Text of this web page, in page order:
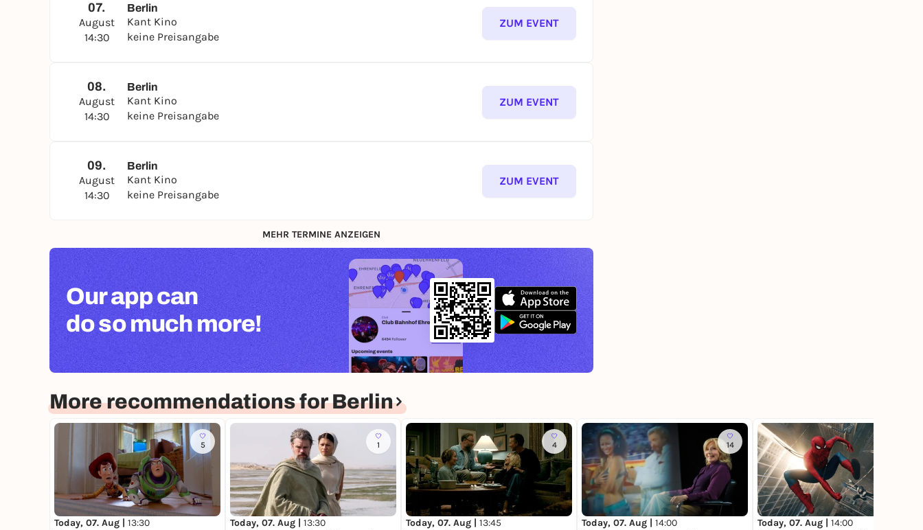
07.
August
14:30
Berlin
Kant Kino
keine Preisangabe
ZUM EVENT
08.
August
14:30
Berlin
Kant Kino
keine Preisangabe
ZUM EVENT
09.
August
14:30
Berlin
Kant Kino
keine Preisangabe
ZUM EVENT
MEHR TERMINE ANZEIGEN
Our app can
do so much more!
More recommendations for Berlin
5
Today, 07. Aug | 13:30
1
Today, 07. Aug | 13:30
4
Today, 07. Aug | 13:45
14
Today, 07. Aug | 14:00
Today, 07. Aug | 14:00